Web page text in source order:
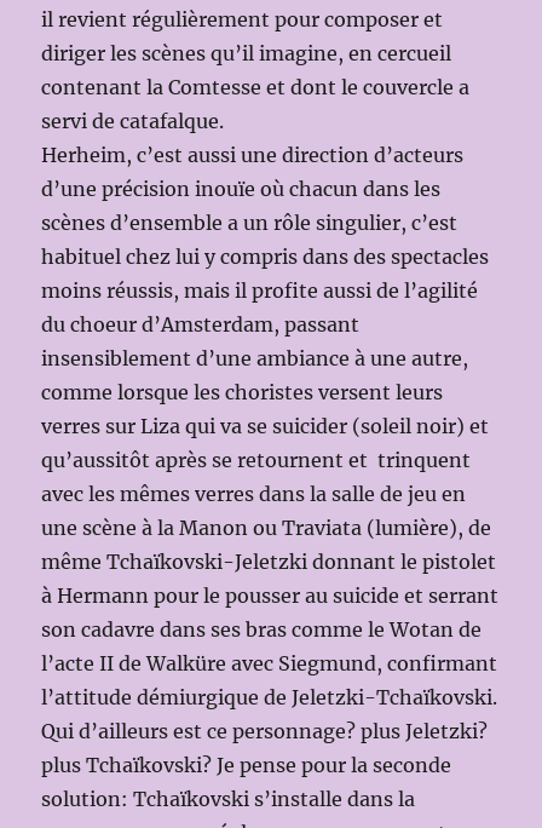
il revient régulièrement pour composer et
diriger les scènes qu’il imagine, en cercueil
contenant la Comtesse et dont le couvercle a
servi de catafalque.
Herheim, c’est aussi une direction d’acteurs
d’une précision inouïe où chacun dans les
scènes d’ensemble a un rôle singulier, c’est
habituel chez lui y compris dans des spectacles
moins réussis, mais il profite aussi de l’agilité
du choeur d’Amsterdam, passant
insensiblement d’une ambiance à une autre,
comme lorsque les choristes versent leurs
verres sur Liza qui va se suicider (soleil noir) et
qu’aussitôt après se retournent et trinquent
avec les mêmes verres dans la salle de jeu en
une scène à la Manon ou Traviata (lumière), de
même Tchaïkovski-Jeletzki donnant le pistolet
à Hermann pour le pousser au suicide et serrant
son cadavre dans ses bras comme le Wotan de
l’acte II de Walküre avec Siegmund, confirmant
l’attitude démiurgique de Jeletzki-Tchaïkovski.
Qui d’ailleurs est ce personnage? plus Jeletzki?
plus Tchaïkovski? Je pense pour la seconde
solution: Tchaïkovski s’installe dans la